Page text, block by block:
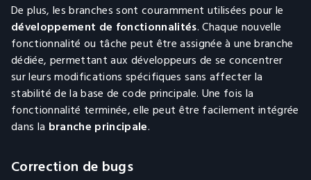
De plus, les branches sont couramment utilisées pour le
développement de fonctionnalités. Chaque nouvelle
fonctionnalité ou tâche peut être assignée à une branche
dédiée, permettant aux développeurs de se concentrer
sur leurs modifications spécifiques sans affecter la
stabilité de la base de code principale. Une fois la
fonctionnalité terminée, elle peut être facilement intégrée
dans la branche principale.
Correction de bugs